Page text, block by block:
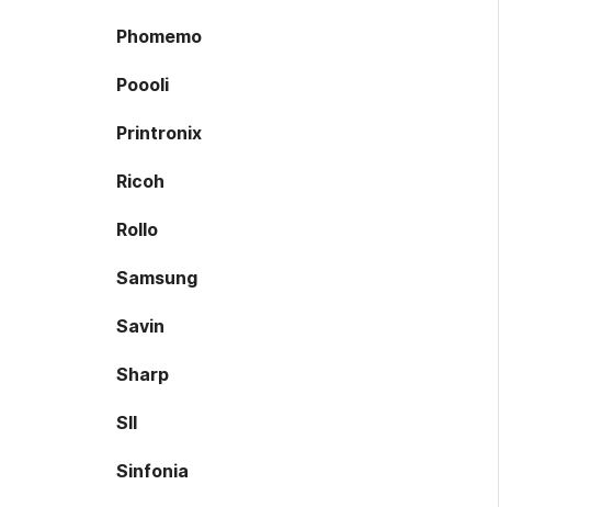
Phomemo
Poooli
Printronix
Ricoh
Rollo
Samsung
Savin
Sharp
SII
Sinfonia